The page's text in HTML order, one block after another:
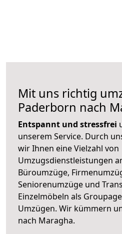
Mit uns richtig
Paderborn nach
Entspannt und stressfrei
unserem Service. Durch
wir Ihnen eine Vielzahl von
Umzugsdienstleistungen
Büroumzüge,
Seniorenumzüge und
Einzelmöbeln als
Umzügen. Wir kümmern
nach Maragha.